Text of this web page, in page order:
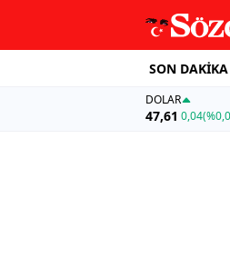
SON DAKİKA
DOLAR
47,61 0,04